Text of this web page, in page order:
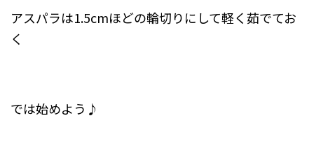
アスパラは1.5cmほどの輪切りにして軽く茹でてお
く
では始めよう♪